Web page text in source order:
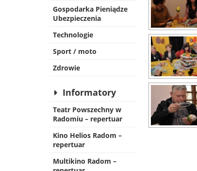
Gospodarka Pieniądze
Ubezpieczenia
Technologie
Sport / moto
Zdrowie
Informatory
Teatr Powszechny w
Radomiu – repertuar
Kino Helios Radom –
repertuar
Multikino Radom –